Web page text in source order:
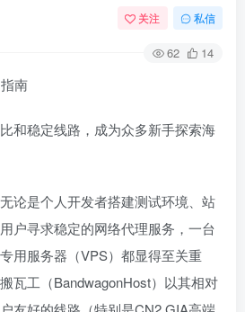
关注 私信
62 14
和稳定线路，成为众多新手探索海
论是个人开发者搭建测试环境、站
户寻求稳定的网络代理服务，一台
用服务器（VPS）都显得至关重
瓦工（BandwagonHost）以其相对
友好的线路（特别是CN2 GIA高端